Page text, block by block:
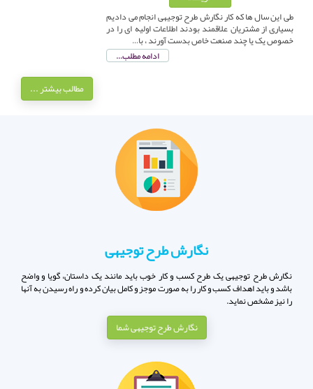
طی این سال ها که کار نگارش طرح توجیهی انجام می دادیم
بسیاری از مشتریان علاقمند بودند اطلاعات اولیه ای را در
خصوص یک یا چند صنعت خاص بدست آورند ، با…
ادامه مطلب...
مطالب بیشتر ...
نگارش طرح توجیهی
نگارش طرح توجیهی یک طرح کسب و کار خوب باید مانند یک داستان، گویا و واضح
باشد و باید اهداف کسب و کار را به صورت موجز و کامل بیان کرده و راه رسیدن به آنها
را نیز مشخص نماید.
نگارش طرح توجیهی شما